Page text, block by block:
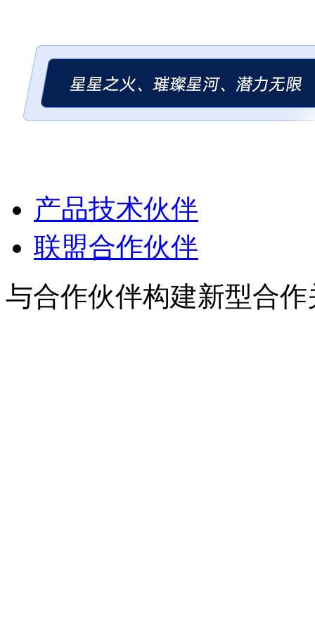
产品技术伙伴
联盟合作伙伴
与合作伙伴构建新型合作